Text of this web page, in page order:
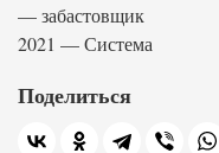
— забастовщик
2021 — Система
Поделиться